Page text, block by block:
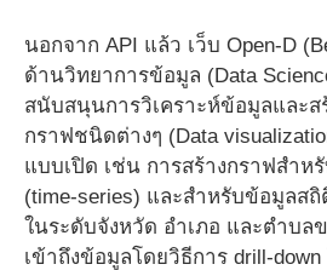
นอกจาก API แล้ว เว็บ Open-D
ด้านวิทยาการข้อมูล (Data
สนับสนุนการวิเคราะห์ข้อมูลและส
กราฟชนิดต่างๆ (Data
แบบเปิด เช่น การสร้างกราฟสำห
(time-series) และสำหรับข้อมูลสถิ
ในระดับจังหวัด อำเภอ และตำบล
เข้าถึงข้อมูลโดยวิธีการ drill-